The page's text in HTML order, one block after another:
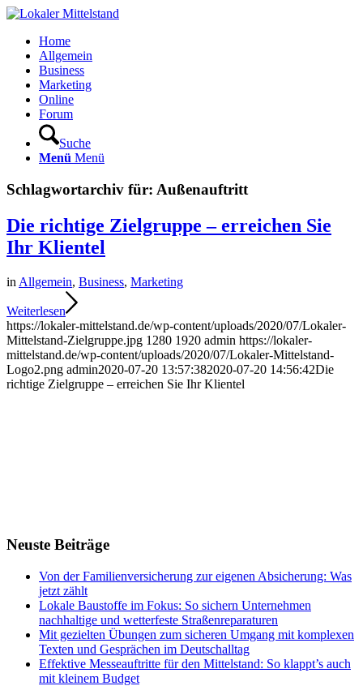
Home
Allgemein
Business
Marketing
Online
Forum
Suche
Menü Menü
Schlagwortarchiv für: Außenauftritt
Die richtige Zielgruppe – erreichen Sie
Ihr Klientel
in Allgemein, Business, Marketing
Weiterlesen
https://lokaler-mittelstand.de/wp-content/uploads/2020/07/Lokaler-
Mittelstand-Zielgruppe.jpg 1280 1920 admin https://lokaler-
mittelstand.de/wp-content/uploads/2020/07/Lokaler-Mittelstand-
Logo2.png admin2020-07-20 13:57:382020-07-20 14:56:42Die
richtige Zielgruppe – erreichen Sie Ihr Klientel
Neuste Beiträge
Von der Familienversicherung zur eigenen Absicherung: Was
jetzt zählt
Lokale Baustoffe im Fokus: So sichern Unternehmen
nachhaltige und wetterfeste Straßenreparaturen
Mit gezielten Übungen zum sicheren Umgang mit komplexen
Texten und Gesprächen im Deutschalltag
Effektive Messeauftritte für den Mittelstand: So klappt’s auch
mit kleinem Budget